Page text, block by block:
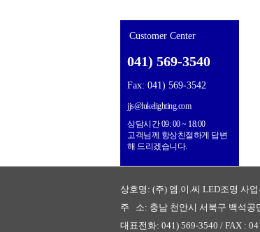
Customer Center
041) 569-3540
Fax: 041) 569-3542
jjs@lukelighting.com
상담시간 09: 00 ~ 18:00
고객님께 항상친절하게 답변
해 드리겠습니다.
상호명: (주) 엠.이.씨 LED조명 사
주 소: 충남 천안시 서북구 백석공
대표전화: 041) 569-3540 / FAX :